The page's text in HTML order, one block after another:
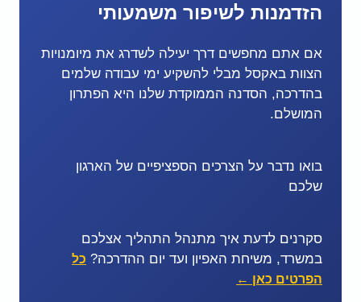
הזדמנות לשיפור משמעותי
אם אתם מחפשים דרך יעילה לשדרג את מיומנויות
הצוות באקסל מבלי להשקיע ימי עבודה שלמים
בהדרכה, הסדנה הממוקדת שלנו היא הפתרון
המושלם.
בואו נדבר על הצרכים הספציפיים של הארגון
שלכם
סקרנים לדעת איך מתנהל התהליך אצלכם
במשרד, משיחת האפיון ועד יום ההדרכה? כל
הפרטים כאן ←